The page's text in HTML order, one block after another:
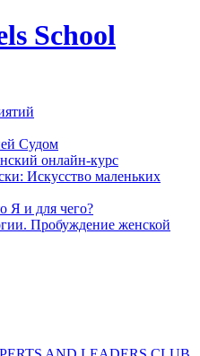
School
Судом
онлайн-курс
Искусство маленьких
Я и для чего?
Пробуждение женской